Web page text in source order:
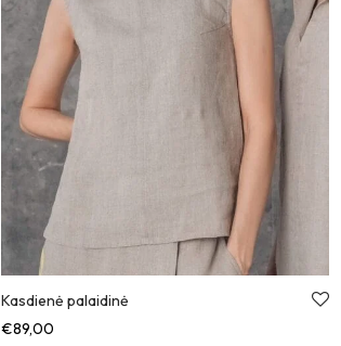
Kasdienė palaidinė
€89,00